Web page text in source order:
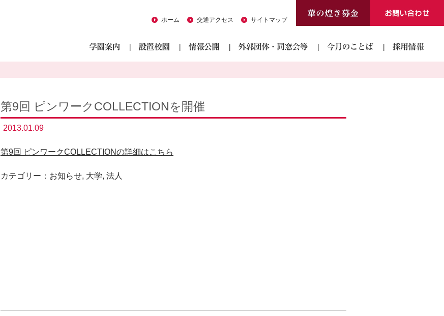
ホーム 交通アクセス サイトマップ
第9回 ピンワークCOLLECTIONを開催
2013.01.09
第9回 ピンワークCOLLECTIONの詳細はこちら
カテゴリー： お知らせ, 大学, 法人